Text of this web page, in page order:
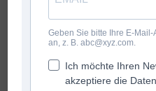
Geben Sie bitte Ihre E-
an, z. B. abc@xyz.com.
Ich möchte Ihren
akzeptiere die